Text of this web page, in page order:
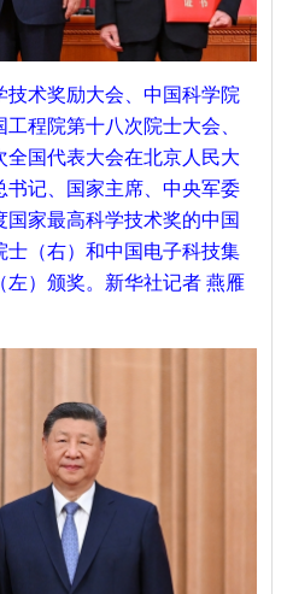
技术奖励大会、中国科学院
程院第十八次院士大会、
国代表大会在北京人民大
记、国家主席、中央军委
国家最高科学技术奖的中国
（右）和中国电子科技集
左）颁奖。新华社记者 燕雁